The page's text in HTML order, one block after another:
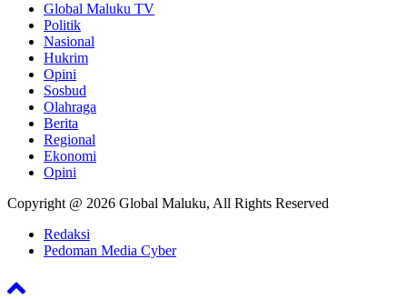
Global Maluku TV
Politik
Nasional
Hukrim
Opini
Sosbud
Olahraga
Berita
Regional
Ekonomi
Opini
Copyright @ 2026 Global Maluku, All Rights Reserved
Redaksi
Pedoman Media Cyber